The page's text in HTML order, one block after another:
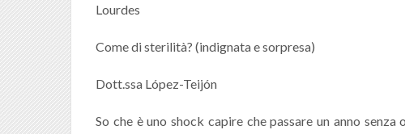
Lourdes
Come di sterilità? (indignata e sorpresa)
Dott.ssa López-Teijón
So che è uno shock capire che passare un anno